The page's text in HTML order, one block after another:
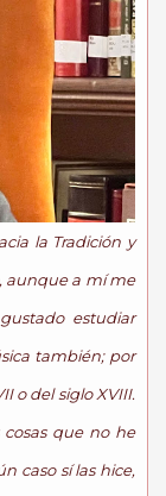
la Tradición y
aunque a mí me
estudiar
también; por
o del siglo XVIII.
que no he
caso sí las hice,